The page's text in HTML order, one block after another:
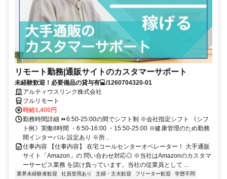
リモート勤務|通販サイトのカスタマーサポート
未経験歓迎！必要備品の貸与有💻/1260704320-01
アルティウスリンク株式会社
フルリモート
時給1,400円
勤務時間詳細 ⏩6:50-25:00の間でシフト制 ※会社指定シフト 《シフ
ト例》実働8時間 ・6:50-16:00 ・15:50-25:00 ※健康管理のため勤務
間インターバル 設定あり ※所...
仕事内容 【仕事内容】 在宅コールセンターオペレーター！ 大手通販
サイト「Amazon」の 問い合わせ対応◎ ※当社はAmazonのカスタマ
ーサービス業務 を請け負っています。当社の従業員として ...
業界未経験者歓迎 社員登用あり 主婦・主夫歓迎 フリーター歓迎
学歴不問